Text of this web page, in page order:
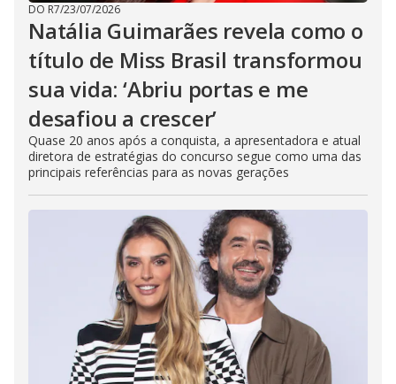
DO R7/23/07/2026
Natália Guimarães revela como o
título de Miss Brasil transformou
sua vida: ‘Abriu portas e me
desafiou a crescer’
Quase 20 anos após a conquista, a apresentadora e atual
diretora de estratégias do concurso segue como uma das
principais referências para as novas gerações